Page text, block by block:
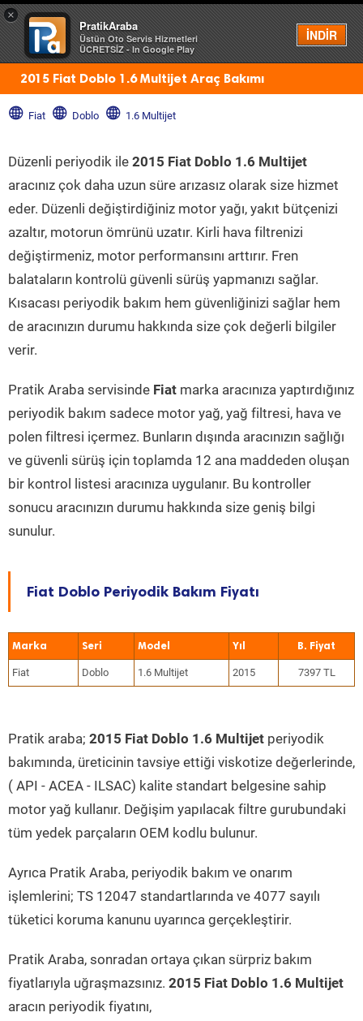
×
PratikAraba
Üstün Oto Servis Hizmetleri
ÜCRETSİZ - In Google Play
İNDİR
Menü
2015 Fiat Doblo 1.6 Multijet Araç Bakımı
Fiat Doblo 1.6 Multijet
Düzenli periyodik ile 2015 Fiat Doblo 1.6 Multijet
aracınız çok daha uzun süre arızasız olarak size hizmet
eder. Düzenli değiştirdiğiniz motor yağı, yakıt bütçenizi
azaltır, motorun ömrünü uzatır. Kirli hava filtrenizi
değiştirmeniz, motor performansını arttırır. Fren
balataların kontrolü güvenli sürüş yapmanızı sağlar.
Kısacası periyodik bakım hem güvenliğinizi sağlar hem
de aracınızın durumu hakkında size çok değerli bilgiler
verir.
Pratik Araba servisinde Fiat marka aracınıza yaptırdığınız
periyodik bakım sadece motor yağ, yağ filtresi, hava ve
polen filtresi içermez. Bunların dışında aracınızın sağlığı
ve güvenli sürüş için toplamda 12 ana maddeden oluşan
bir kontrol listesi aracınıza uygulanır. Bu kontroller
sonucu aracınızın durumu hakkında size geniş bilgi
sunulur.
Fiat Doblo Periyodik Bakım Fiyatı
Marka Seri Model Yıl
Fiat Doblo 1.6 Multijet 2015 7397 TL
Pratik araba; 2015 Fiat Doblo 1.6 Multijet periyodik
bakımında, üreticinin tavsiye ettiği viskotize değerlerinde,
( API - ACEA - ILSAC) kalite standart belgesine sahip
motor yağ kullanır. Değişim yapılacak filtre gurubundaki
tüm yedek parçaların OEM kodlu bulunur.
Ayrıca Pratik Araba, periyodik bakım ve onarım
işlemlerini; TS 12047 standartlarında ve 4077 sayılı
tüketici koruma kanunu uyarınca gerçekleştirir.
Pratik Araba, sonradan ortaya çıkan sürpriz bakım
fiyatlarıyla uğraşmazsınız. 2015 Fiat Doblo 1.6 Multijet
aracın periyodik fiyatını,